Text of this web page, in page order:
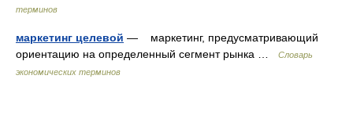
терминов
маркетинг целевой — маркетинг, предусматривающий
ориентацию на определенный сегмент рынка …
Словарь
экономических терминов